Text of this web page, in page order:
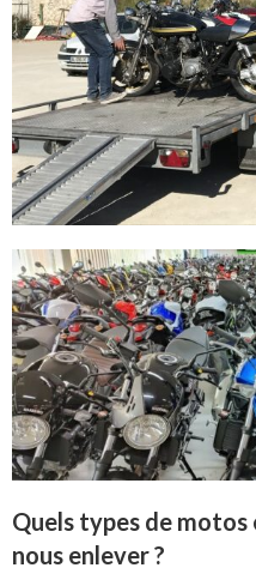
Quels types de
nous enlever ?